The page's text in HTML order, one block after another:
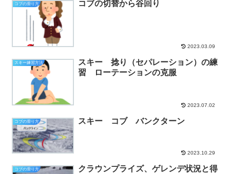
コブの滑り方 コブの切替から谷回り
2023.03.09
スキー練習方法
スキー 捻り（セパレーション）の練
習 ローテーションの克服
2023.07.02
コブの滑り方 スキー コブ バンクターン
2023.10.29
コブの滑り方
クラウンプライズ、ゲレンデ状況と得